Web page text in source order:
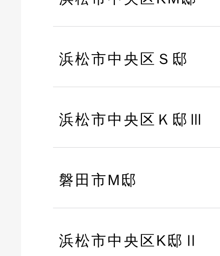
浜松市中央区Ｓ邸
浜松市中央区Ｋ邸Ⅲ
磐田市M邸
浜松市中央区K邸Ⅱ